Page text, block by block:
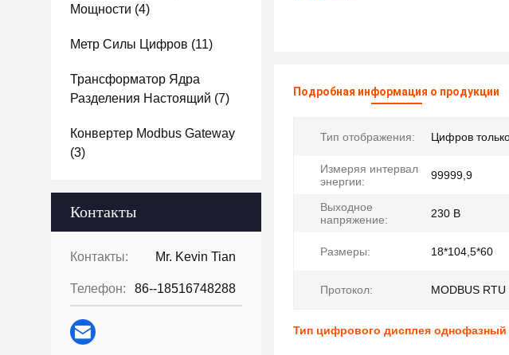
Мощности (4)
Метр Силы Цифров (11)
Трансформатор Ядра
Разделения Настоящий (7)
Конвертер Modbus Gateway
(3)
Контакты
Контакты: Mr. Kevin Tian
Телефон: 86--18516748288
Подробная информация о продукции
Тип отображения: Цифров
Измеряя интервал
энергии:
99999,9
Выходное
напряжение:
230 В
Размеры: 18*104,5*60
Протокол: MODBUS RTU
Тип цифрового дисплея однофазный